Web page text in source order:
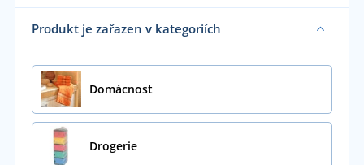
Produkt je zařazen v kategoriích
Domácnost
Drogerie